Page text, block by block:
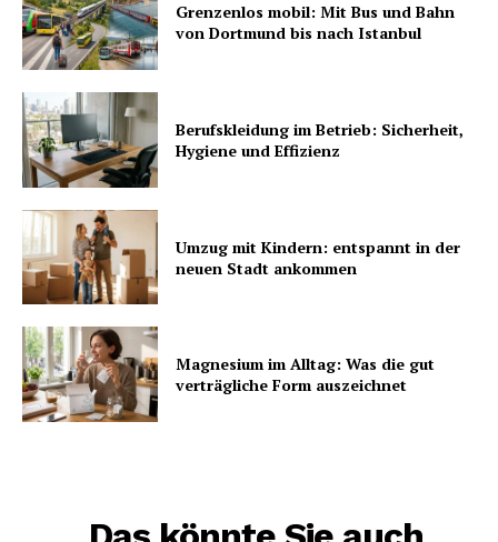
Grenzenlos mobil: Mit Bus und Bahn
von Dortmund bis nach Istanbul
Berufskleidung im Betrieb: Sicherheit,
Hygiene und Effizienz
Umzug mit Kindern: entspannt in der
neuen Stadt ankommen
Magnesium im Alltag: Was die gut
verträgliche Form auszeichnet